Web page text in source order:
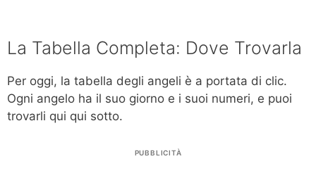
La Tabella Completa: Dove Trovarla
Per oggi, la tabella degli angeli è a portata di clic.
Ogni angelo ha il suo giorno e i suoi numeri, e puoi
trovarli qui qui sotto.
PUBBLICITÀ